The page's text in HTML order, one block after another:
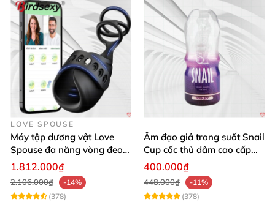
LOVE SPOUSE
Máy tập dương vật Love
Spouse đa năng vòng đeo
điều khiển qua app tiện lợi
1.812.000₫
2.106.000₫
-14%
(378)
Âm đạo giả trong suốt Snail
Cup cốc thủ dâm cao cấp
nam giới
400.000₫
448.000₫
-11%
(378)